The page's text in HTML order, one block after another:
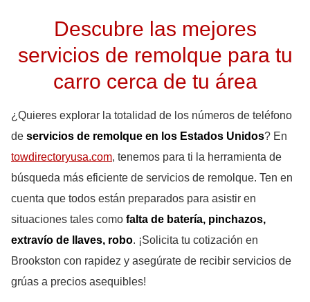
Descubre las mejores
servicios de remolque para tu
carro cerca de tu área
¿Quieres explorar la totalidad de los números de teléfono
de servicios de remolque en los Estados Unidos? En
towdirectoryusa.com, tenemos para ti la herramienta de
búsqueda más eficiente de servicios de remolque. Ten en
cuenta que todos están preparados para asistir en
situaciones tales como falta de batería, pinchazos,
extravío de llaves, robo. ¡Solicita tu cotización en
Brookston con rapidez y asegúrate de recibir servicios de
grúas a precios asequibles!